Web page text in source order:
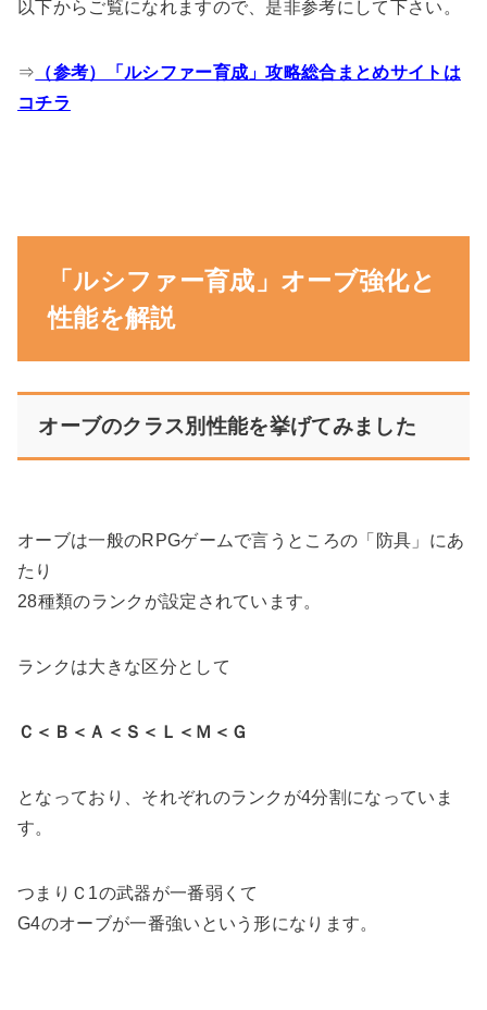
以下からご覧になれますので、是非参考にして下さい。
⇒ （参考）「ルシファー育成」攻略総合まとめサイトは
コチラ
「ルシファー育成」オーブ強化と
性能を解説
オーブのクラス別性能を挙げてみました
オーブは一般のRPGゲームで言うところの「防具」にあ
たり
28種類のランクが設定されています。
ランクは大きな区分として
Ｃ＜Ｂ＜Ａ＜Ｓ＜Ｌ＜Ｍ＜Ｇ
となっており、それぞれのランクが4分割になっていま
す。
つまりＣ1の武器が一番弱くて
G4のオーブが一番強いという形になります。